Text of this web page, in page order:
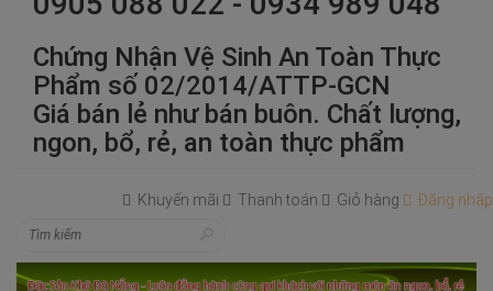
Chứng Nhận Vệ Sinh An Toàn Thực
Phẩm số 02/2014/ATTP-GCN
Giá bán lẻ như bán buôn. Chất lượng,
ngon, bổ, rẻ, an toàn thực phẩm
Khuyến mãi Thanh toán Giỏ hàng Đăng nhập